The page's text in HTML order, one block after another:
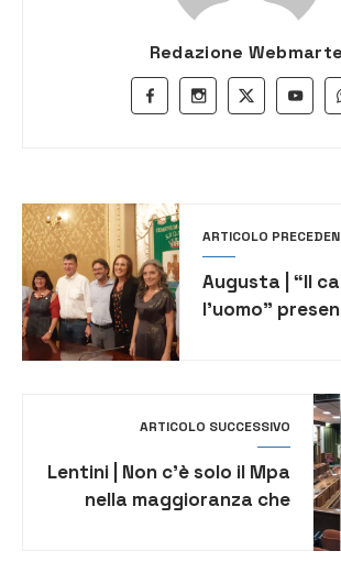
Redazione Webmarte
ARTICOLO
Augusta | “Il
l’uomo”
ARTICOLO SUCCESSIVO
Lentini | Non c’è solo il Mpa
nella maggioranza che